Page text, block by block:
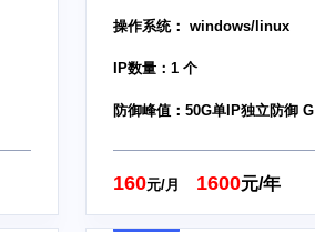
操作系统： windows/linux
IP数量：1 个
防御峰值：50G单IP独立防御 G
160元/月 1600元/年